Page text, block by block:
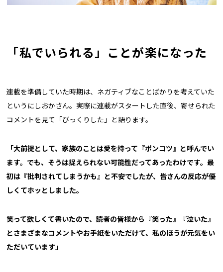
「私でいられる」ことが楽になった
連載を準備していた時期は、ネガティブなことばかりを考えていた
というにしおかさん。実際に連載がスタートした直後、寄せられた
コメントを見て「びっくりした」と語ります。
「大前提として、家族のことは愛を持って『ポンコツ』と呼んでい
ます。でも、そうは捉えられない可能性だってあったわけです。最
初は『批判されてしまうかも』と不安でしたが、皆さんの反応が優
しくてホッとしました。
笑って欲しくて書いたので、読者の皆様から『笑った』『泣いた』
とさまざまなコメントやお手紙をいただけて、私のほうが元気をい
ただいています」